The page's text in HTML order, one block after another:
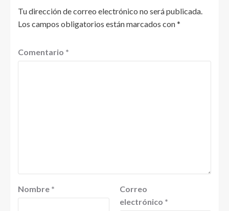
Tu dirección de correo electrónico no será publicada.
Los campos obligatorios están marcados con*
Comentario *
Nombre *
Correo
electrónico *